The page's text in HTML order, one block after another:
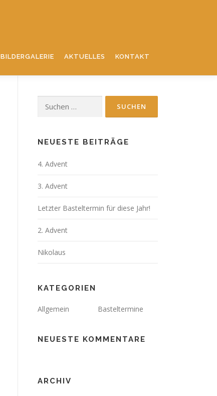
BILDERGALERIE AKTUELLES KONTAKT
nach:
NEUESTE BEITRÄGE
4. Advent
3. Advent
Letzter Basteltermin für diese Jahr!
2. Advent
Nikolaus
KATEGORIEN
Allgemein Basteltermine
NEUESTE KOMMENTARE
ARCHIV